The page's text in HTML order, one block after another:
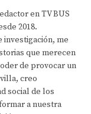
en TV BUS
2018.
investigación, me
que merecen
de provocar un
creo
social de los
a nuestra